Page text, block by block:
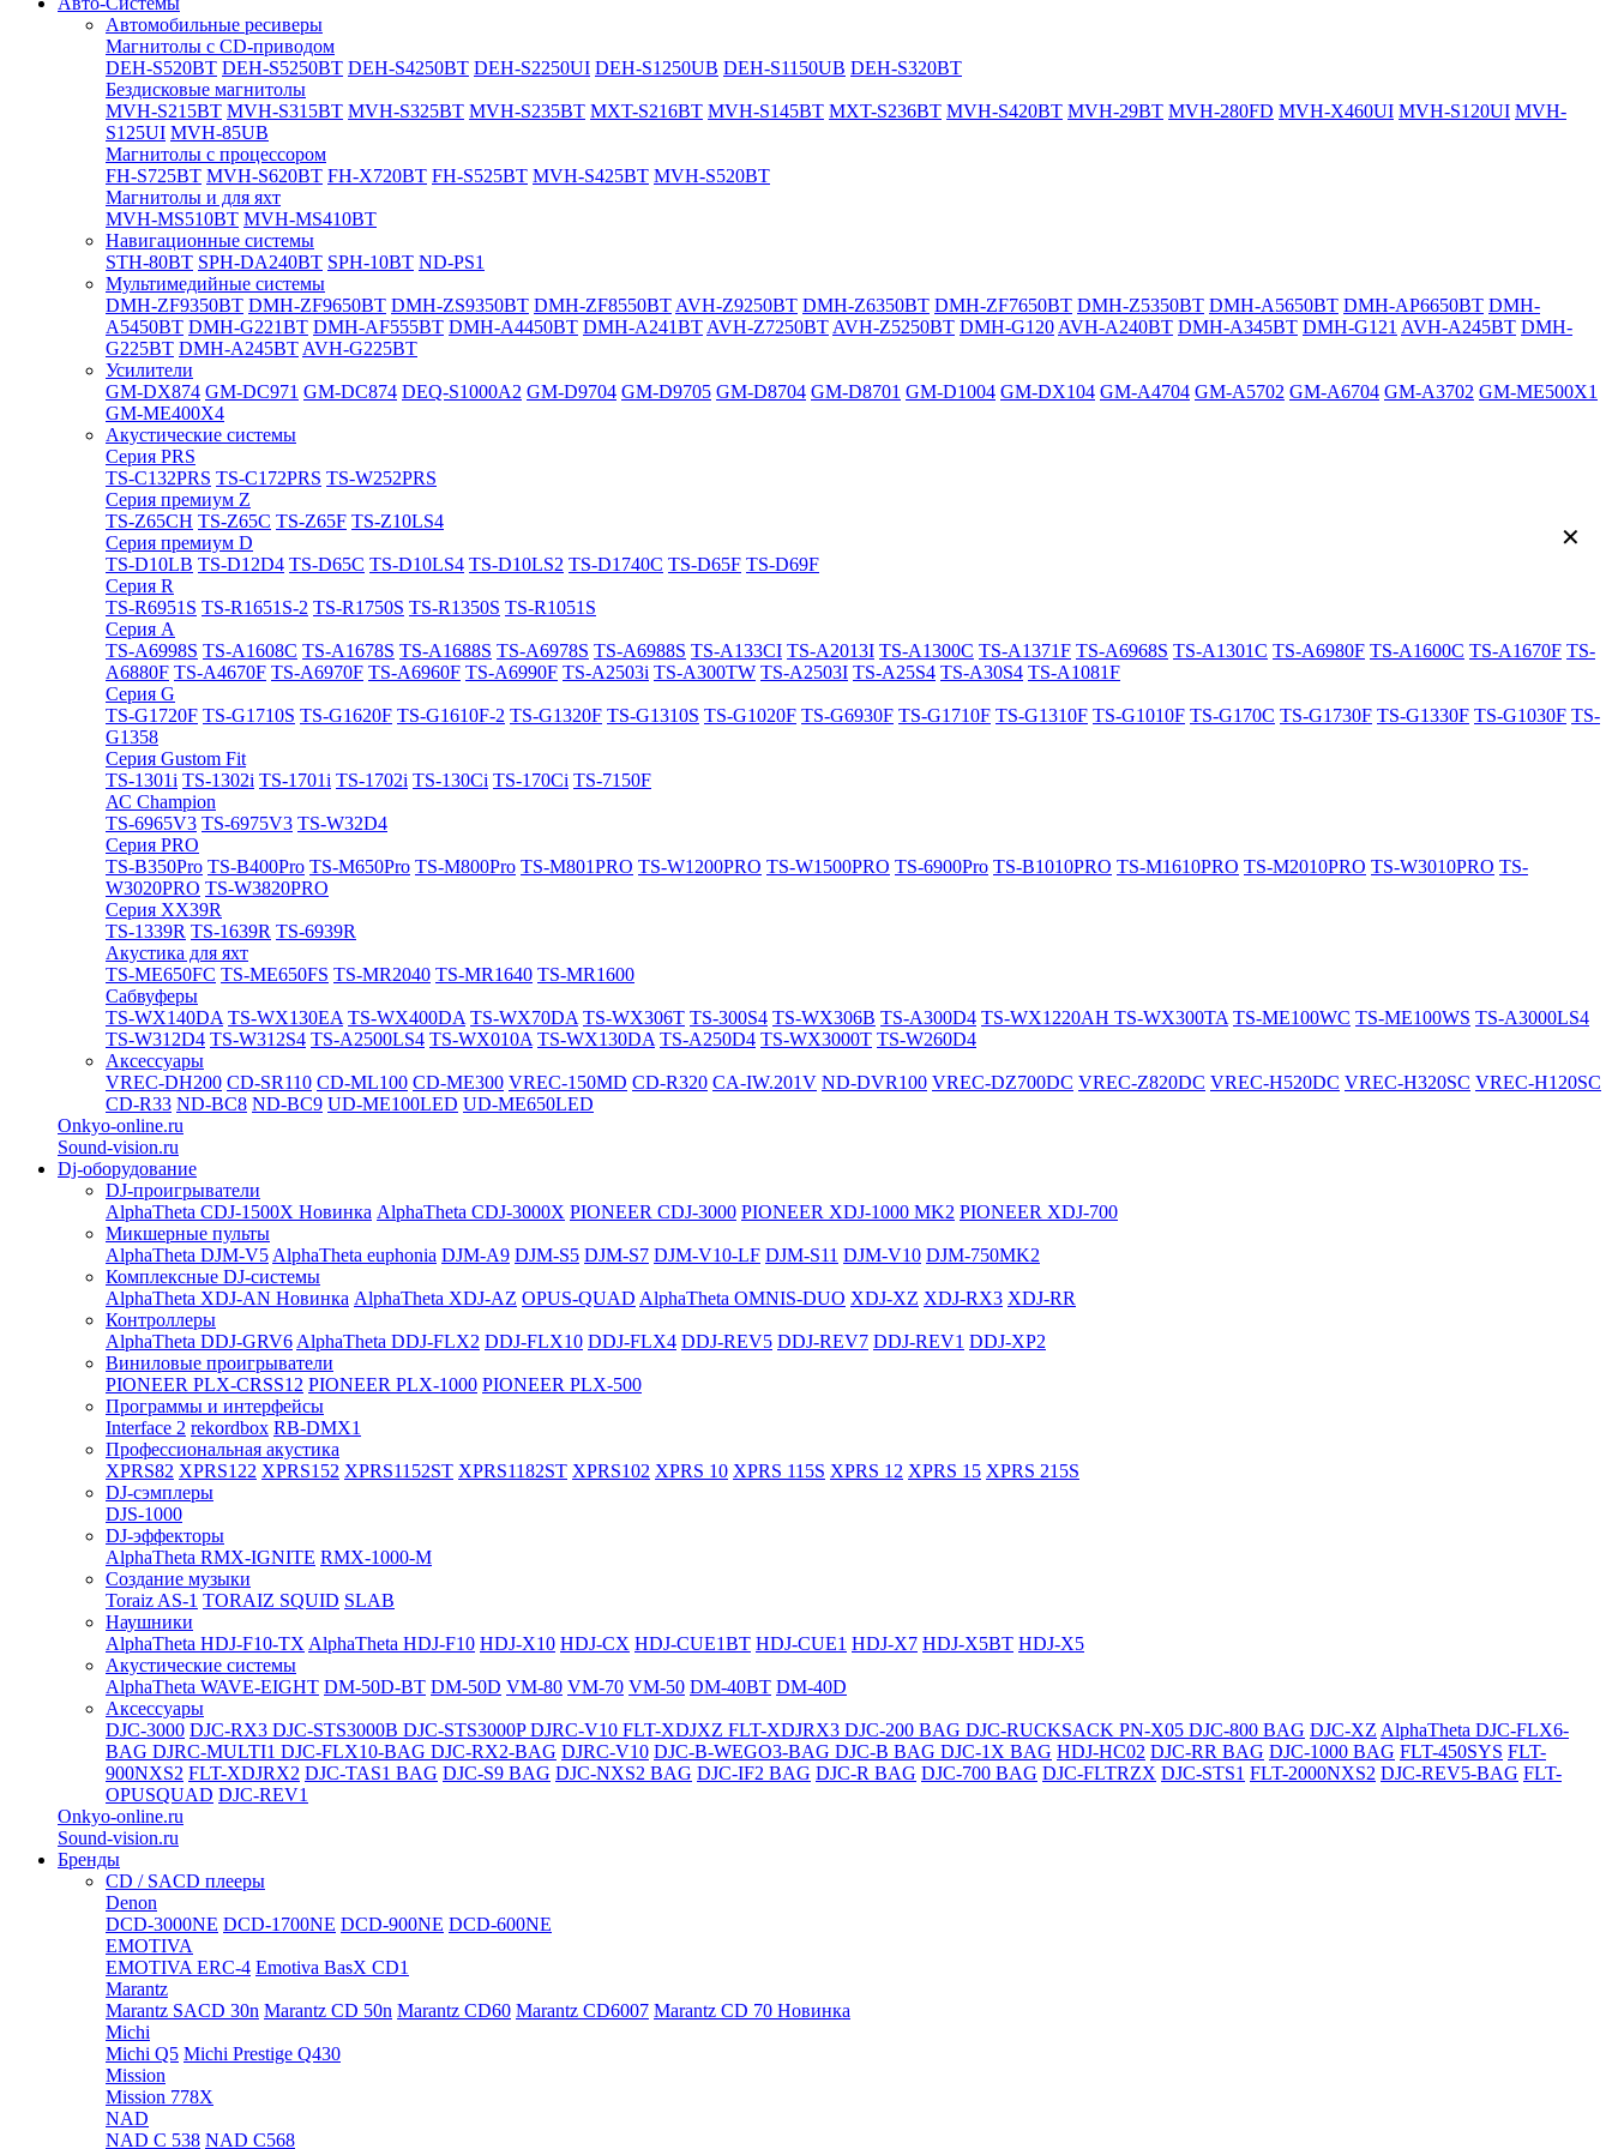
Автомобильные ресиверы
Магнитолы с CD-приводом
DEH-S520BT DEH-S5250BT DEH-S4250BT DEH-S2250UI DEH-S1250UB DEH-S1150UB DEH-S320BT
Бездисковые магнитолы
MVH-S215BT MVH-S315BT MVH-S325BT MVH-S235BT MXT-S216BT MVH-S145BT MXT-S236BT MVH-S420BT MVH-29BT MVH-280FD MVH-X460UI MVH-S120UI MVH-
S125UI MVH-85UB
Магнитолы с процессором
FH-S725BT MVH-S620BT FH-X720BT FH-S525BT MVH-S425BT MVH-S520BT
Магнитолы и для яхт
MVH-MS510BT MVH-MS410BT
Навигационные системы
STH-80BT SPH-DA240BT SPH-10BT ND-PS1
Мультимедийные системы
DMH-ZF9350BT DMH-ZF9650BT DMH-ZS9350BT DMH-ZF8550BT AVH-Z9250BT DMH-Z6350BT DMH-ZF7650BT DMH-Z5350BT DMH-A5650BT DMH-AP6650BT DMH-
A5450BT DMH-G221BT DMH-AF555BT DMH-A4450BT DMH-A241BT AVH-Z7250BT AVH-Z5250BT DMH-G120 AVH-A240BT DMH-A345BT DMH-G121 AVH-A245BT DMH-
G225BT DMH-A245BT AVH-G225BT
Усилители
GM-DX874 GM-DC971 GM-DC874 DEQ-S1000A2 GM-D9704 GM-D9705 GM-D8704 GM-D8701 GM-D1004 GM-DX104 GM-A4704 GM-A5702 GM-A6704 GM-A3702 GM-ME500X1
GM-ME400X4
Акустические системы
Cерия PRS
TS-C132PRS TS-C172PRS TS-W252PRS
Cерия премиум Z
TS-Z65CH TS-Z65C TS-Z65F TS-Z10LS4
Cерия премиум D
TS-D10LB TS-D12D4 TS-D65C TS-D10LS4 TS-D10LS2 TS-D1740C TS-D65F TS-D69F
Cерия R
TS-R6951S TS-R1651S-2 TS-R1750S TS-R1350S TS-R1051S
Cерия A
TS-A6998S TS-A1608C TS-A1678S TS-A1688S TS-A6978S TS-A6988S TS-A133CI TS-A2013I TS-A1300C TS-A1371F TS-A6968S TS-A1301C TS-A6980F TS-A1600C TS-A1670F TS-
A6880F TS-A4670F TS-A6970F TS-A6960F TS-A6990F TS-A2503i TS-A300TW TS-A2503I TS-A25S4 TS-A30S4 TS-A1081F
Cерия G
TS-G1720F TS-G1710S TS-G1620F TS-G1610F-2 TS-G1320F TS-G1310S TS-G1020F TS-G6930F TS-G1710F TS-G1310F TS-G1010F TS-G170C TS-G1730F TS-G1330F TS-G1030F TS-
G1358
Cерия Gustom Fit
TS-1301i TS-1302i TS-1701i TS-1702i TS-130Ci TS-170Ci TS-7150F
АС Champion
TS-6965V3 TS-6975V3 TS-W32D4
Cерия PRO
TS-B350Pro TS-B400Pro TS-M650Pro TS-M800Pro TS-M801PRO TS-W1200PRO TS-W1500PRO TS-6900Pro TS-B1010PRO TS-M1610PRO TS-M2010PRO TS-W3010PRO TS-
W3020PRO TS-W3820PRO
Cерия XX39R
TS-1339R TS-1639R TS-6939R
Акустика для яхт
TS-ME650FC TS-ME650FS TS-MR2040 TS-MR1640 TS-MR1600
Сабвуферы
TS-WX140DA TS-WX130EA TS-WX400DA TS-WX70DA TS-WX306T TS-300S4 TS-WX306B TS-A300D4 TS-WX1220AH TS-WX300TA TS-ME100WC TS-ME100WS TS-A3000LS4
TS-W312D4 TS-W312S4 TS-A2500LS4 TS-WX010A TS-WX130DA TS-A250D4 TS-WX3000T TS-W260D4
Аксессуары
VREC-DH200 CD-SR110 CD-ML100 CD-ME300 VREC-150MD CD-R320 CA-IW.201V ND-DVR100 VREC-DZ700DC VREC-Z820DC VREC-H520DC VREC-H320SC VREC-H120SC
CD-R33 ND-BC8 ND-BC9 UD-ME100LED UD-ME650LED
Onkyo-online.ru
Sound-vision.ru
Dj-оборудование
DJ-проигрыватели
AlphaTheta CDJ-1500X Новинка AlphaTheta CDJ-3000X PIONEER CDJ-3000 PIONEER XDJ-1000 MK2 PIONEER XDJ-700
Микшерные пульты
AlphaTheta DJM-V5 AlphaTheta euphonia DJM-A9 DJM-S5 DJM-S7 DJM-V10-LF DJM-S11 DJM-V10 DJM-750MK2
Комплексные DJ-системы
AlphaTheta XDJ-AN Новинка AlphaTheta XDJ-AZ OPUS-QUAD AlphaTheta OMNIS-DUO XDJ-XZ XDJ-RX3 XDJ-RR
Контроллеры
AlphaTheta DDJ-GRV6 AlphaTheta DDJ-FLX2 DDJ-FLX10 DDJ-FLX4 DDJ-REV5 DDJ-REV7 DDJ-REV1 DDJ-XP2
Виниловые проигрыватели
PIONEER PLX-CRSS12 PIONEER PLX-1000 PIONEER PLX-500
Программы и интерфейсы
Interface 2 rekordbox RB-DMX1
Профессиональная акустика
XPRS82 XPRS122 XPRS152 XPRS1152ST XPRS1182ST XPRS102 XPRS 10 XPRS 115S XPRS 12 XPRS 15 XPRS 215S
DJ-сэмплеры
DJS-1000
DJ-эффекторы
AlphaTheta RMX-IGNITE RMX-1000-M
Создание музыки
Toraiz AS-1 TORAIZ SQUID SLAB
Наушники
AlphaTheta HDJ-F10-TX AlphaTheta HDJ-F10 HDJ-X10 HDJ-CX HDJ-CUE1BT HDJ-CUE1 HDJ-X7 HDJ-X5BT HDJ-X5
Акустические системы
AlphaTheta WAVE-EIGHT DM-50D-BT DM-50D VM-80 VM-70 VM-50 DM-40BT DM-40D
Аксессуары
DJC-3000 DJC-RX3 DJC-STS3000B DJC-STS3000PDJRC-V10 FLT-XDJXZ FLT-XDJRX3 DJC-200 BAG DJC-RUCKSACK PN-X05 DJC-800 BAG DJC-XZ AlphaTheta DJC-FLX6-
BAG DJRC-MULTI1 DJC-FLX10-BAG DJC-RX2-BAG DJRC-V10 DJC-B-WEGO3-BAG DJC-B BAG DJC-1X BAG HDJ-HC02 DJC-RR BAG DJC-1000 BAG FLT-450SYS FLT-
900NXS2 FLT-XDJRX2 DJC-TAS1 BAG DJC-S9 BAG DJC-NXS2 BAG DJC-IF2 BAG DJC-R BAG DJC-700 BAG DJC-FLTRZX DJC-STS1 FLT-2000NXS2 DJC-REV5-BAG FLT-
OPUSQUAD DJC-REV1
Onkyo-online.ru
Sound-vision.ru
Бренды
CD / SACD плееры
Denon
DCD-3000NE DCD-1700NE DCD-900NE DCD-600NE
EMOTIVA
EMOTIVA ERC-4 Emotiva BasX CD1
Marantz
Marantz SACD 30n Marantz CD 50n Marantz CD60 Marantz CD6007 Marantz CD 70 Новинка
Michi
Michi Q5 Michi Prestige Q430
Mission
Mission 778X
NAD
NAD C 538 NAD C568
✕